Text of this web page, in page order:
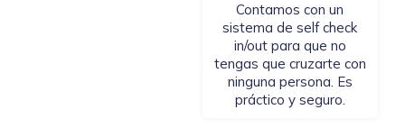
Contamos con un
sistema de self check
in/out para que no
tengas que cruzarte con
ninguna persona. Es
práctico y seguro.